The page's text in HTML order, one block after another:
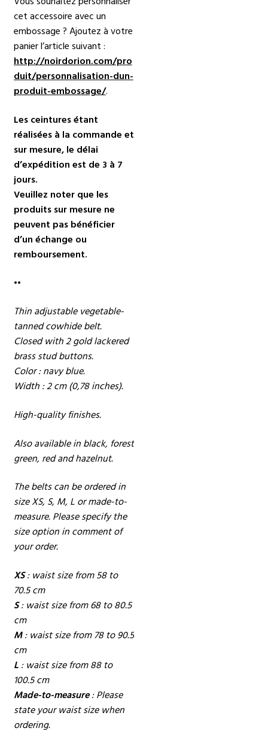
cet accessoire avec un
embossage ? Ajoutez à votre
panier l’article suivant :
http://noirdorion.com/pro
duit/personnalisation-dun-
produit-embossage/.
Les ceintures étant
réalisées à la commande et
sur mesure, le délai
d’expédition est de 3 à 7
jours.
Veuillez noter que les
produits sur mesure ne
peuvent pas bénéficier
d’un échange ou
remboursement.
••
Thin adjustable vegetable-
tanned cowhide belt.
Closed with 2 gold lackered
brass stud buttons.
Color : navy blue.
Width : 2 cm (0,78 inches).
High-quality finishes.
Also available in black, forest
green, red and hazelnut.
The belts can be ordered in
size XS, S, M, L or made-to-
measure. Please specify the
size option in comment of
your order.
XS: waist size from 58 to
70.5 cm
S: waist size from 68 to 80.5
cm
M: waist size from 78 to 90.5
cm
L: waist size from 88 to
100.5 cm
Made-to-measure: Please
state your waist size when
ordering.